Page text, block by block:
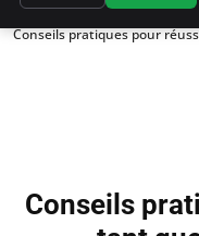
Accueil
Actualité
Conseils pratiques pour
Conseils